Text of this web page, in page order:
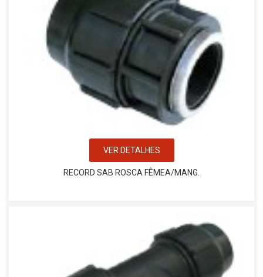
VER DETALHES
RECORD SAB ROSCA FÊMEA/MANG.